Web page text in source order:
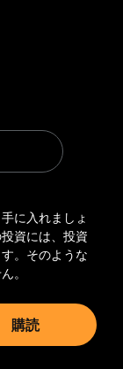
に入れましょ
資には、投資
。そのような
。
購読